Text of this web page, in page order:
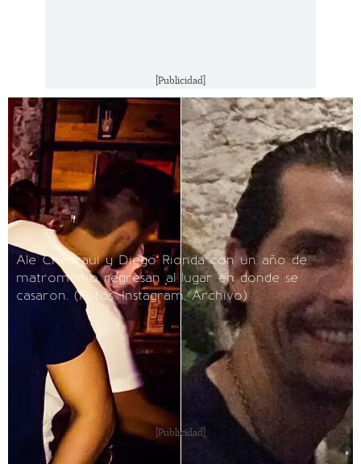
[Publicidad]
Ale Chedraui y Diego Rionda con un año de
matromonio regresan al lugar en donde se
casaron. (Fotos: Instagram, Archivo)
[Publicidad]